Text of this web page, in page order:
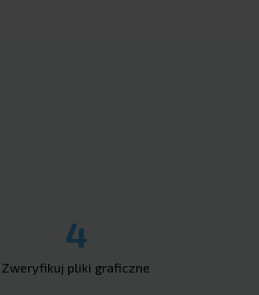
4
Zweryfikuj pliki graficzne